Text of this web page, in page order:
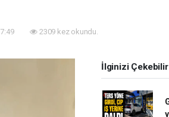
2309 kez okundu.
İlginizi Çekebilir